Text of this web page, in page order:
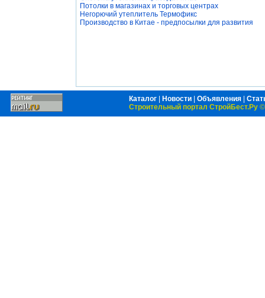
Потолки в магазинах и торговых центрах
Негорючий утеплитель Термофикс
Производство в Китае - предпосылки для развития
Каталог Новости Объявления
Строительный портал СтройБест.Ру